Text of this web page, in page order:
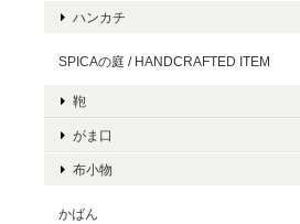
ハンカチ
SPICAの庭 / HANDCRAFTED ITEM
鞄
がま口
布小物
かばん